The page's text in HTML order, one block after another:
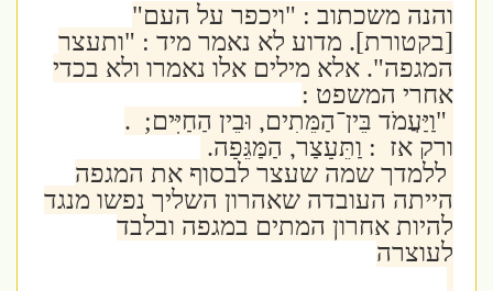
והנה משכתוב : "ויכפר על העם"
[בקטורת]. מדוע לא נאמר מיד : "ותעצר
המגפה". אלא מילים אלו נאמרו ולא בכדי
אחרי המשפט :
וַיַּעֲמֹד בֵּין־הַמֵּתִים, וּבֵין הַחַיִּים; .
ורק אז : וַתֵּעָצַר, הַמַּגֵּפָה.
ללמדך שמה שעצר לבסוף את המגפה
הייתה העובדה שאהרון השליך נפשו מנגד
להיות אחרון המתים במגפה ובלבד
לעוצרה